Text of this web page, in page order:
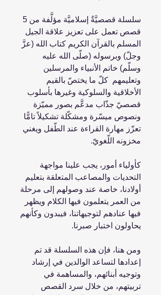
سلسلة قصصيَّةٌ إسلاميَّة مؤلَّفة من 5
قصص تعمل على تعزيز علاقة الجيل
المسلم بالقرآن الكريم كتاب الله (عزَّ
وجلّ) وبرسوله (صلّى الله عليه
وسلّم) خاتم الأنبياء والمرسلين
وتعليمهم كلّ ما يختصّ بالقيم
الأخلاقية والسلوكية وغيرها بأسلوب
قصصيّ جذّاب مدعَّم بصور مميّزة
ونصوص ميسّرة ومشكّلة تشكيلاً تامًّا
تعزّز مهارة القراءة عند الطّفل ويغني
مخزونه اللّغويّ.
كأولياء أمور، يجب علينا مواجهة
التحديات والمصاعب المتعلقة بتعليم
أولادنا، خاصة عند وصولهم إلى مرحلة
من العمر يتعلمون فيها الكلام ويظهر
فيها عنادهم لتوجيهاتنا، فيبدون وكأنهم
يحاولون اختبار صبرنا.
ومن هنا، فإن هذه السلسلة قد تم
إعدادها لتساعد الوالدين في إرشاد
وتوجيه أبنائهم، والمساهمة في
تربيتهم، من خلال سرد القصص